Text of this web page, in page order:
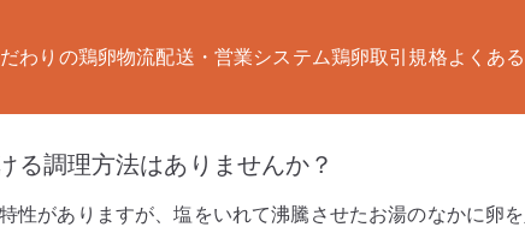
場と信頼ある関係。こだわりの安心卵をお届けします。
わりの鶏卵物流配送・営業システム鶏卵取引規格よくあ
る調理方法はありませんか？
がありますが、塩をいれて沸騰させたお湯のなかに卵